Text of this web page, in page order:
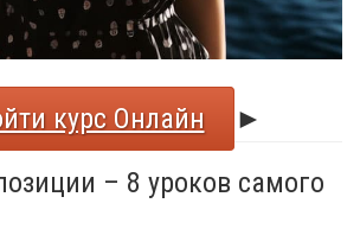
курс Онлайн
►
– 8 уроков самого